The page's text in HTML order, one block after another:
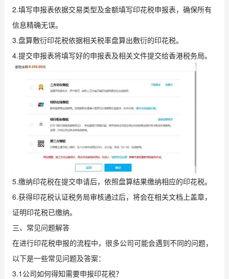
2.填写申报表依据交易类型及金额填写印花税申报表，确保所有
信息精确无误。
3.盘算敷衍印花税依据相关税率盘算出敷衍的印花税。
4.提交申报表将填写好的申报表及相关文件提交给香港税务局。
5.缴纳印花税在提交申请后，依照盘算结果缴纳相应的印花税。
6.获得印花税认证税务局审核通过后，将会在相关文档上盖章，
证明印花税已缴纳。
三、常见问题解答
在进行印花税申报的流程中，很多公司可能会遇到不同的问题，
以下是一些常见问题及答案：
3.1公司如何得知需要申报印花税？